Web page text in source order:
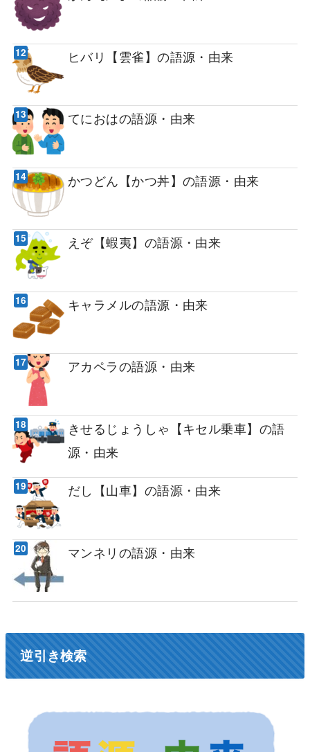
ヒバリ【雲雀】の語源・由来
てにおはの語源・由来
かつどん【かつ丼】の語源・由来
えぞ【蝦夷】の語源・由来
キャラメルの語源・由来
アカペラの語源・由来
きせるじょうしゃ【キセル乗車】の語
源・由来
だし【山車】の語源・由来
マンネリの語源・由来
逆引き検索